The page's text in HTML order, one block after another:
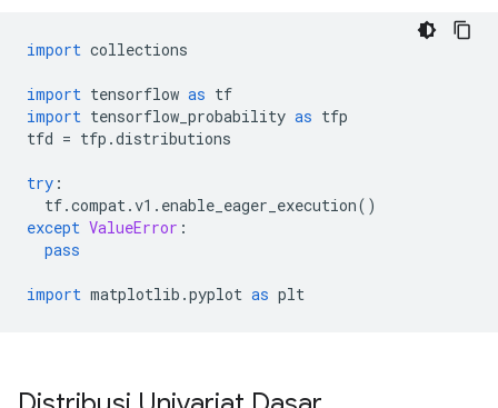
import collections
import tensorflow as tf
import tensorflow_probability as tfp
tfd = tfp .distributions
try :
tf.compat.v1 . enable_eager_execution()
except ValueError :
pass
import matplotlib .pyplot as plt